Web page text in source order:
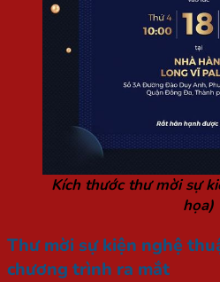
Kích thước thư mời sự
họa)
Thư mời sự kiện nghệ
chương trình ra mắt